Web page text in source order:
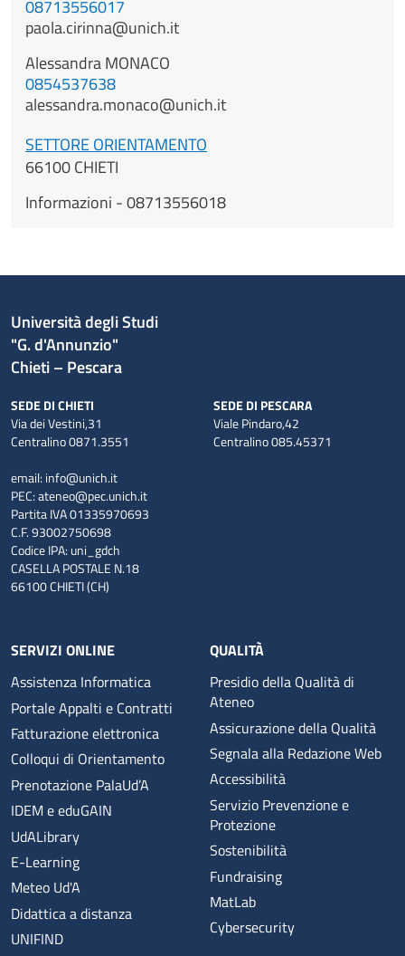
08713556017
paola.cirinna@unich.it
AlessandraMONACO
0854537638
alessandra.monaco@unich.it
SETTORE ORIENTAMENTO
66100 CHIETI
Informazioni - 08713556018
Università degli Studi
"G. d'Annunzio"
Chieti – Pescara
SEDE DI CHIETI
Via dei Vestini,31
Centralino 0871.3551
SEDE DI PESCARA
Viale Pindaro,42
Centralino 085.45371
email: info@unich.it
PEC:ateneo@pec.unich.it
Partita IVA 01335970693
C.F. 93002750698
Codice IPA: uni_gdch
CASELLA POSTALE N.18
66100 CHIETI (CH)
SERVIZI ONLINE
Assistenza Informatica
Portale Appalti e Contratti
Fatturazione elettronica
Colloqui di Orientamento
Prenotazione PalaUd’A
IDEM e eduGAIN
UdALibrary
E-Learning
Meteo Ud'A
Didattica a distanza
UNIFIND
QUALITÀ
Presidio della Qualità di
Ateneo
Assicurazione della Qualità
Segnala alla Redazione Web
Accessibilità
Servizio Prevenzione e
Protezione
Sostenibilità
Fundraising
MatLab
Cybersecurity